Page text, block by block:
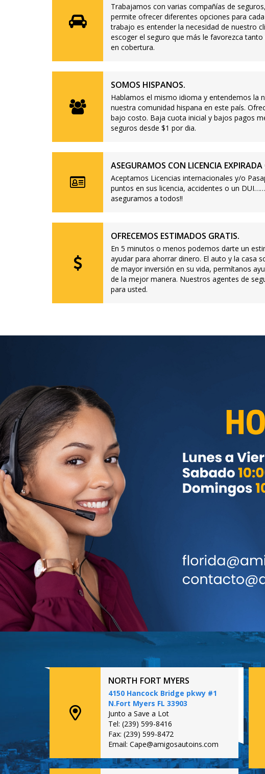
Trabajamos con varias compañías de
permite ofrecer diferentes opciones para
trabajo es entender la necesidad de nuestro
escoger el seguro que más le favorezca
en cobertura.
SOMOS HISPANOS.
Hablamos el mismo idioma y entendemos la
nuestra comunidad hispana en este país.
bajo costo. Baja cuota inicial y bajos pagos
seguros desde $1 por dia.
ASEGURAMOS CON LICENCIA
Aceptamos Licencias internacionales y/o
puntos en sus licencia, accidentes o un
aseguramos a todos!!
OFRECEMOS ESTIMADOS GRATIS.
En 5 minutos o menos podemos darte un
ayudar para ahorrar dinero. El auto y la casa
de mayor inversión en su vida, permítanos
de la mejor manera. Nuestros agentes de
para usted.
NORTH FORT MYERS
4150 Hancock Bridge pkwy #1
N.Fort Myers FL 33903
Junto a Save a Lot
Tel: (239) 599-8416
Fax: (239) 599-8472
Email: Cape@amigosautoins.com